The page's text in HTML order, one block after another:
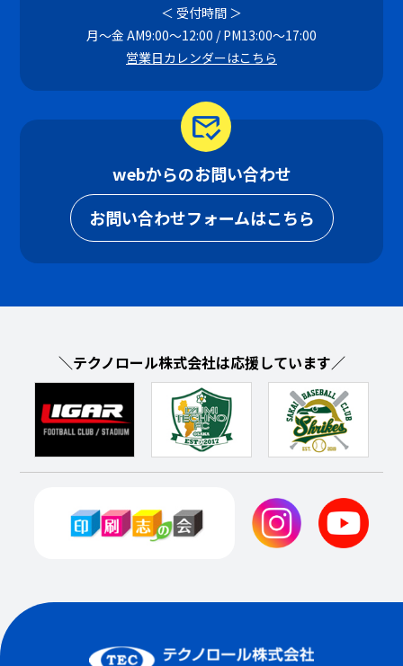
＜ 受付時間 ＞
月〜金 AM9:00〜12:00 / PM13:00〜17:00
営業日カレンダーはこちら
mark_email_read
webからのお問い合わせ
お問い合わせフォームはこちら
＼テクノロール株式会社は応援しています／